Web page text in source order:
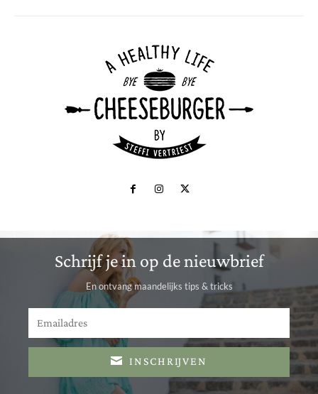
Schrijf je in op de nieuwbrief
En ontvang maandelijks tips & tricks
INSCHRIJVEN